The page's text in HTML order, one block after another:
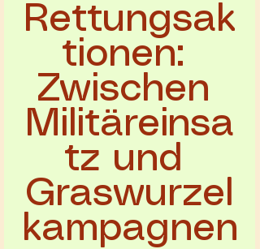
Rettungsak
tionen:
Zwischen
Militäreinsa
tz und
Graswurzel
kampagnen